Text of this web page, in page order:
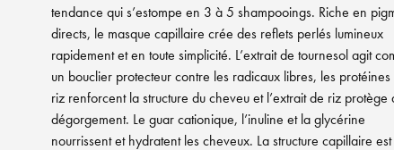
tendance qui s’estompe en 3 à 5 shampooings. Riche en
directs, le masque capillaire crée des reflets perlés lumineux
rapidement et en toute simplicité. L’extrait de tournesol agit
un bouclier protecteur contre les radicaux libres, les protéines
riz renforcent la structure du cheveu et l’extrait de riz protège
dégorgement. Le guar cationique, l’inuline et la glycérine
nourrissent et hydratent les cheveux. La structure capillaire est